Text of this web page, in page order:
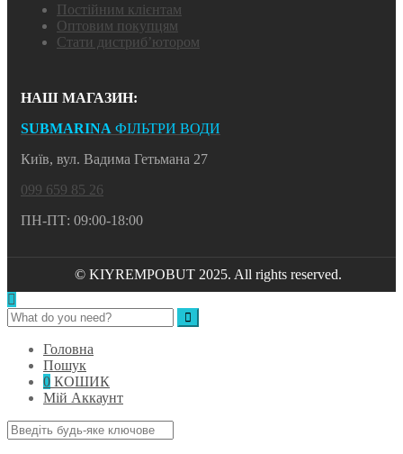
Постійним клієнтам
Оптовим покупцям
Стати дистриб’ютором
НАШ МАГАЗИН:
SUBMARINA ФІЛЬТРИ ВОДИ
Київ, вул. Вадима Гетьмана 27
099 659 85 26
ПН-ПТ: 09:00-18:00
© KIYREMPOBUT 2025. All rights reserved.
Головна
Пошук
0 КОШИК
Мій Аккаунт